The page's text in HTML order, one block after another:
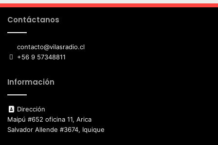
Contáctanos
contacto@vilasradio.cl
+56 9 57348811
Información
Dirección
Maipú #652 oficina 11, Arica
Salvador Allende #3674, Iquique